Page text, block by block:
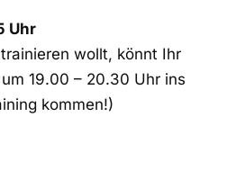
Uhr
wollt, könnt Ihr
19.00 – 20.30 Uhr ins
kommen!)